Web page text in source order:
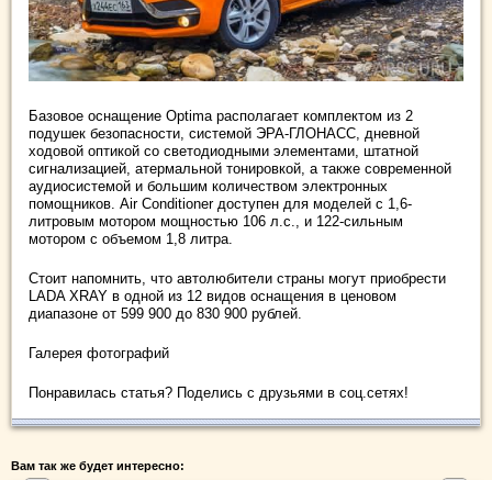
Базовое оснащение Optima располагает комплектом из 2
подушек безопасности, системой ЭРА-ГЛОНАСС, дневной
ходовой оптикой со светодиодными элементами, штатной
сигнализацией, атермальной тонировкой, а также современной
аудиосистемой и большим количеством электронных
помощников. Air Conditioner доступен для моделей с 1,6-
литровым мотором мощностью 106 л.с., и 122-сильным
мотором с объемом 1,8 литра.
Стоит напомнить, что автолюбители страны могут приобрести
LADA XRAY в одной из 12 видов оснащения в ценовом
диапазоне от 599 900 до 830 900 рублей.
Галерея фотографий
Понравилась статья? Поделись с друзьями в соц.сетях!
Вам так же будет интересно: